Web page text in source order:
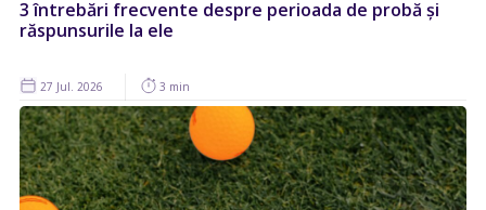
3 întrebări frecvente despre perioada de probă și
răspunsurile la ele
27 Jul. 2026 3 min